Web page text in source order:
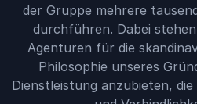
der Gruppe mehrere
durchführen. Dabei
Agenturen für die
Philosophie unseres
Dienstleistung anzubieten,